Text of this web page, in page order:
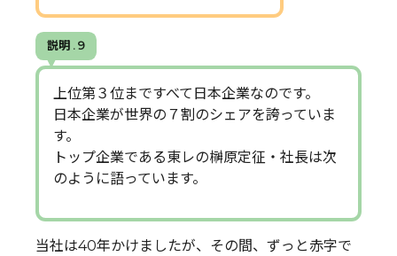
説明 . 9
上位第３位まですべて日本企業なのです。
日本企業が世界の７割のシェアを誇っていま
す。
トップ企業である東レの榊原定征・社長は次
のように語っています。
当社は40年かけましたが、その間、ずっと赤字で